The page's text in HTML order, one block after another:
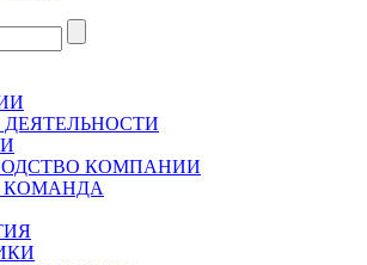
ДЕЯТЕЛЬНОСТИ
КОМПАНИИ